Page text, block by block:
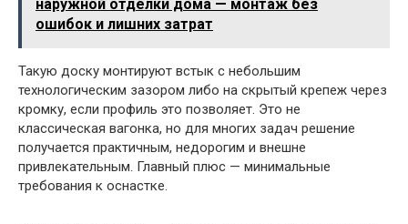
наружной отделки дома — монтаж без
ошибок и лишних затрат
Такую доску монтируют встык с небольшим
технологическим зазором либо на скрытый крепеж через
кромку, если профиль это позволяет. Это не
классическая вагонка, но для многих задач решение
получается практичным, недорогим и внешне
привлекательным. Главный плюс — минимальные
требования к оснастке.